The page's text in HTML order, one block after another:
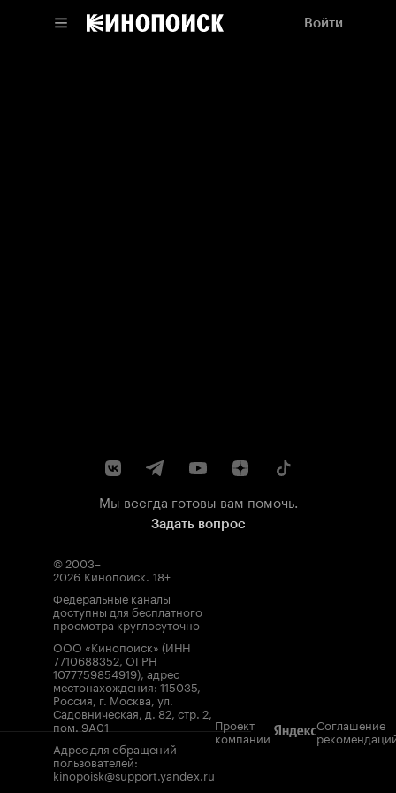
Войти
Мы всегда готовы вам помочь.
Задать вопрос
© 2003–
2026 Кинопоиск. 18+
Федеральные каналы
доступны для бесплатного
просмотра круглосуточно
ООО «Кинопоиск» (ИНН
7710688352, ОГРН
1077759854919), адрес
местонахождения: 115035,
Россия, г. Москва, ул.
Садовническая, д. 82, стр. 2,
пом. 9А01
Адрес для обращений
пользователей:
kinopoisk@support.yandex.ru
Проект
компании
Соглашение